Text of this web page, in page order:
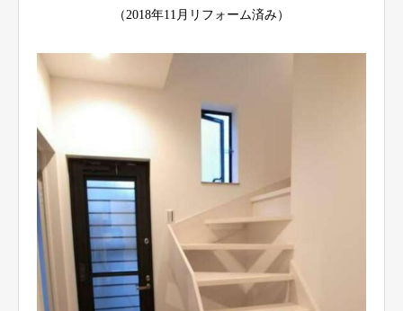
（2018年11月リフォーム済み）